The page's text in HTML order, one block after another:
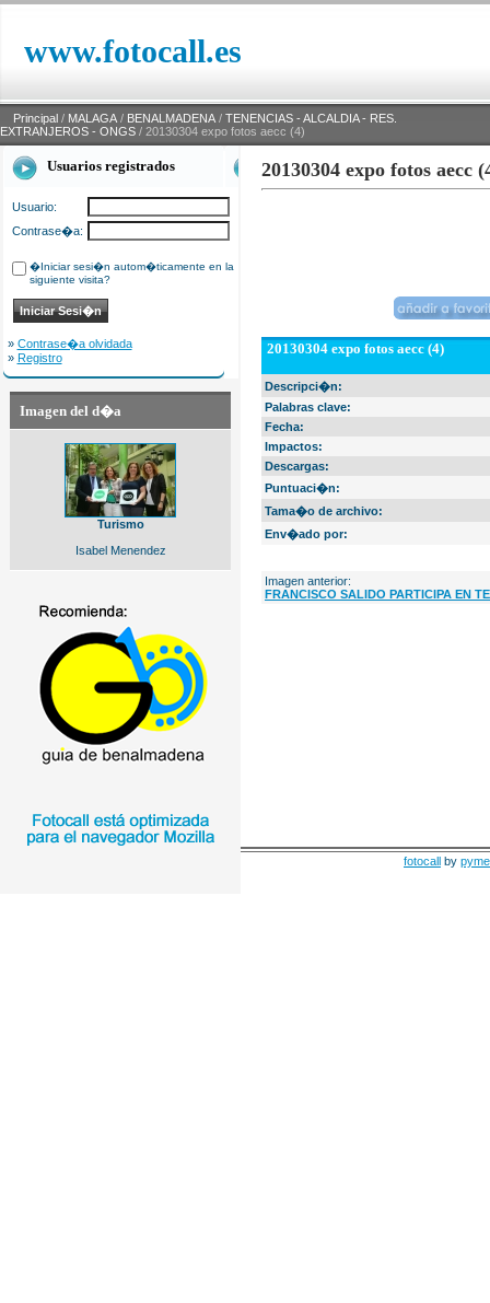
www.fotocall.es
Principal / MALAGA / BENALMADENA / TENENCIAS - ALCALDIA - RES.
EXTRANJEROS - ONGS / 20130304 expo fotos aecc (4)
Usuarios registrados
Usuario:
Contrase�a:
�Iniciar sesi�n autom�ticamente en la
siguiente visita?
» Contrase�a olvidada
» Registro
Imagen del d�a
Turismo
Isabel Menendez
20130304 expo fotos aecc
20130304 expo fotos aecc (4)
Descripci�n:
Palabras clave:
Fecha:
Impactos:
Descargas:
Puntuaci�n:
Tama�o de archivo:
Env�ado por:
Imagen anterior:
FRANCISCO SALIDO PARTICIPA EN
fotocall by